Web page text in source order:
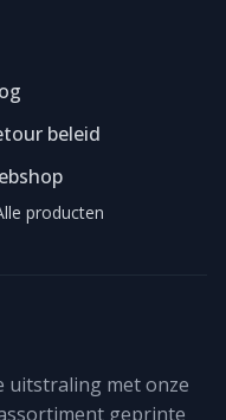
beleid
producten
uitstraling met onze
geprinte